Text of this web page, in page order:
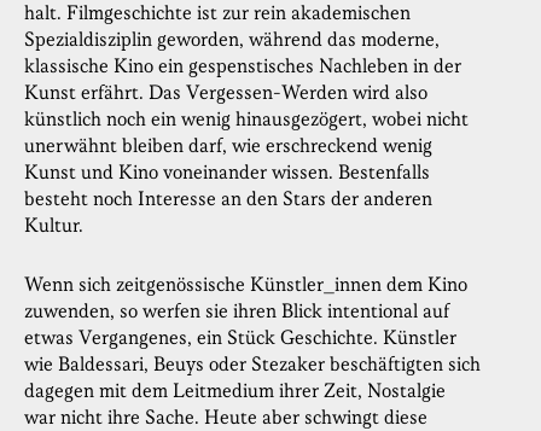
halt. Filmgeschichte ist zur rein akademischen
Spezialdisziplin geworden, während das moderne,
klassische Kino ein gespenstisches Nachleben in der
Kunst erfährt. Das Vergessen-Werden wird also
künstlich noch ein wenig hinausgezögert, wobei nicht
unerwähnt bleiben darf, wie erschreckend wenig
Kunst und Kino voneinander wissen. Bestenfalls
besteht noch Interesse an den Stars der anderen
Kultur.
Wenn sich zeitgenössische Künstler_innen dem Kino
zuwenden, so werfen sie ihren Blick intentional auf
etwas Vergangenes, ein Stück Geschichte. Künstler
wie Baldessari, Beuys oder Stezaker beschäftigten sich
dagegen mit dem Leitmedium ihrer Zeit, Nostalgie
war nicht ihre Sache. Heute aber schwingt diese